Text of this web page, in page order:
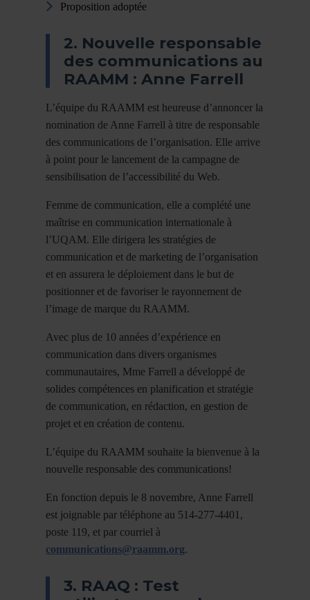
Proposition adoptée
2. Nouvelle responsable
des communications au
RAAMM : Anne Farrell
L’équipe du RAAMM est heureuse d’annoncer la
nomination de Anne Farrell à titre de responsable
des communications de l’organisation. Elle arrive
à point pour le lancement de la campagne de
sensibilisation de l’accessibilité du Web.
Femme de communication, elle a complété une
maîtrise en communication internationale à
l’UQAM. Elle dirigera les stratégies de
communication et de marketing de l’organisation
et en assurera le déploiement dans le but de
positionner et de favoriser le rayonnement de
l’image de marque du RAAMM.
Avec plus de 10 années d’expérience en
communication dans divers organismes
communautaires, Mme Farrell a développé de
solides compétences en planification et stratégie
de communication, en rédaction, en gestion de
projet et en création de contenu.
L’équipe du RAAMM souhaite la bienvenue à la
nouvelle responsable des communications!
En fonction depuis le 8 novembre, Anne Farrell
est joignable par téléphone au 514-277-4401,
poste 119, et par courriel à
communications@raamm.org.
3. RAAQ : Test